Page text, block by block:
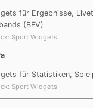
12:30 Uhr
Rohr
für Ergebnisse,
(BFV)
: Sport Widgets
für Statistiken,
: Sport Widgets